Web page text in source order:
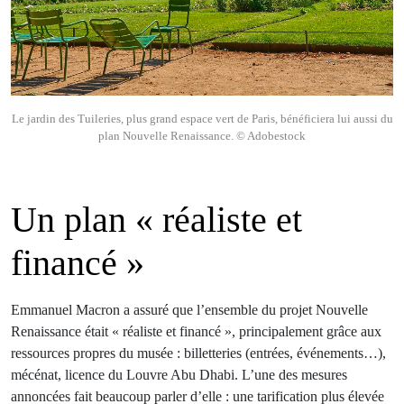
Le jardin des Tuileries, plus grand espace vert de Paris, bénéficiera lui aussi du
plan Nouvelle Renaissance. © Adobestock
Un plan « réaliste et
financé »
Emmanuel Macron a assuré que l’ensemble du projet Nouvelle
Renaissance était « réaliste et financé », principalement grâce aux
ressources propres du musée : billetteries (entrées, événements…),
mécénat, licence du Louvre Abu Dhabi. L’une des mesures
annoncées fait beaucoup parler d’elle : une tarification plus élevée